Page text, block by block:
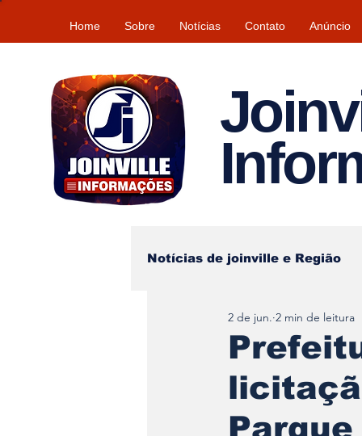
Home Sobre Notícias Contato Anúncio
Notícias de joinville e Região
Tempo\clima
2 de jun. 2 min de leitura